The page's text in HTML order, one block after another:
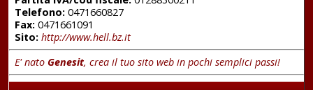
Telefono:0471660827
Fax:0471661091
Sito: http://www.hell.bz.it
E' nato Genesit, crea il tuo sito web in pochi semplici passi!